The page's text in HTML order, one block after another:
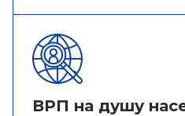
ВРП на душу